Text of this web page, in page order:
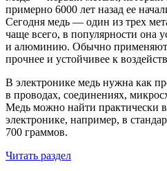
примерно 6000 лет назад ее
Сегодня медь — один из трех
чаще всего, в популярности она
и алюминию. Обычно
прочнее и устойчивее к
В электронике медь нужна как
в проводах, соединениях,
Медь можно найти практически
электронике, например, в
700 граммов.
Читать раздел